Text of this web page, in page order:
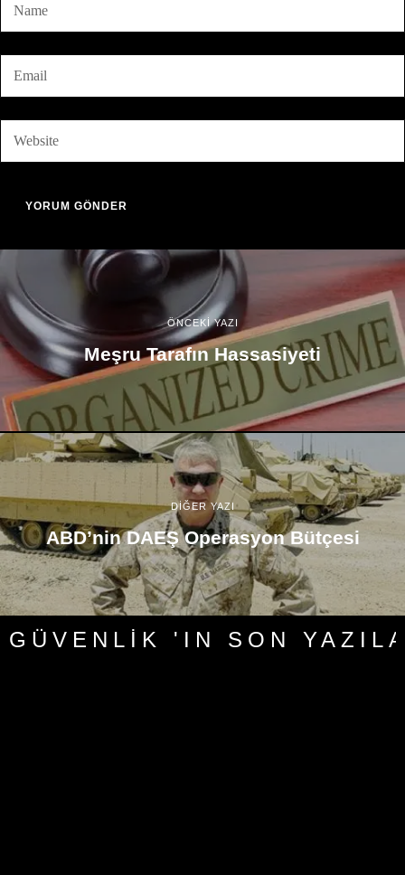
ÖNCEKİ YAZI
Meşru Tarafın Hassasiyeti
DİĞER YAZI
ABD’nin DAEŞ Operasyon Bütçesi
GÜVENLIK 'IN SON